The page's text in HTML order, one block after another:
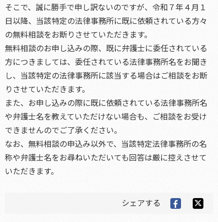
そこで、誠に勝手で申し訳ないのですが、令和７年４月１
日以降、当該特定の法律事務所に既に依頼されている方々
の無料相談をお断りさせていただきます。
無料相談のお申し込みの際、既に弁護士に委任されている
方につきましては、委任されている法律事務所名をお聞き
し、当該特定の法律事務所に該当する場合はご相談をお断
りさせていただきます。
また、お申し込みの際に既に依頼されている法律事務所名
や弁護士名を教えていただけない場合も、ご相談をお受け
できませんのでご了承ください。
なお、無料相談の申込み以外で、当該特定法律事務所の名
称や弁護士名をお尋ねいただいても回答は厳に控えさせて
いただきます。
シェアする